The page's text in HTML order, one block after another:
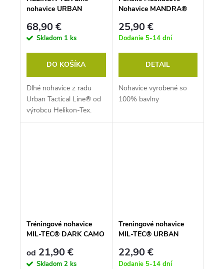
nohavice URBAN
olivový
68,90 €
Skladom 1 ks
DO KOŠÍKA
Dlhé nohavice z radu
Urban Tactical Line® od
výrobcu Helikon-Tex.
Nohavice MANDRA®
25,90 €
Dodanie 5-14 dní
DETAIL
Nohavice vyrobené so
100% bavlny
Tréningové nohavice
MIL-TEC® DARK CAMO
od 21,90 €
Skladom 2 ks
Treningové nohavice
MIL-TEC® URBAN
22,90 €
Dodanie 5-14 dní